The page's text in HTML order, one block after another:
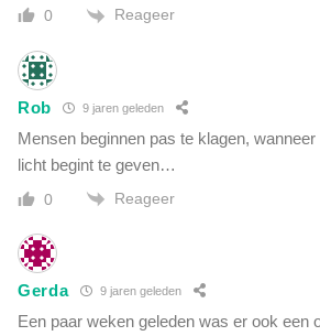
i
a
s
n
a
i
o
a
a
l
p
r
e
o
r
o
a
h
e
r
0 Reageer
Rob 9 jaren geleden
Mensen beginnen pas te klagen,
licht begint te geven…
0 Reageer
Gerda 9 jaren geleden
Een paar weken geleden was er ook een